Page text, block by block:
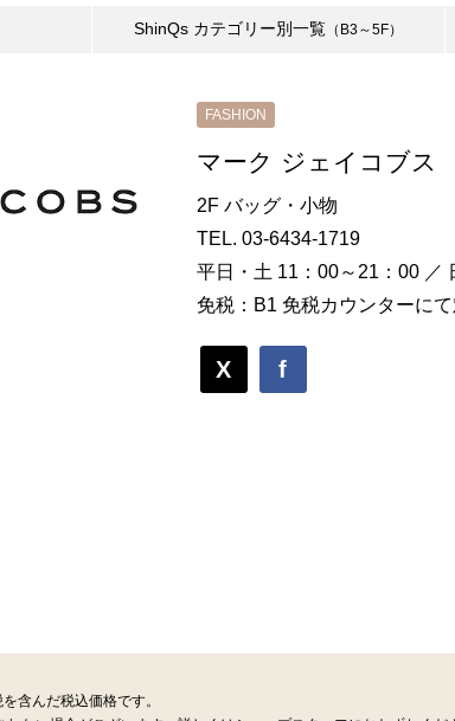
ShinQs カテゴリー別一覧 （B3～5F）
FASHION
マーク ジェイコブス
2F バッグ・小物
TEL. 03-6434-1719
平日・土 11：00～21：00 ／
免税：B1 免税カウンターに
X f
含んだ税込価格です。